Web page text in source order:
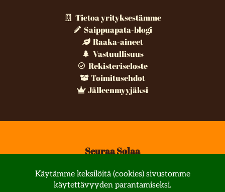
Tietoa yrityksestämme
Saippuapata-blogi
Raaka-aineet
Vastuullisuus
Rekisteriseloste
Toimitusehdot
Jälleenmyyjäksi
Seuraa Solaa